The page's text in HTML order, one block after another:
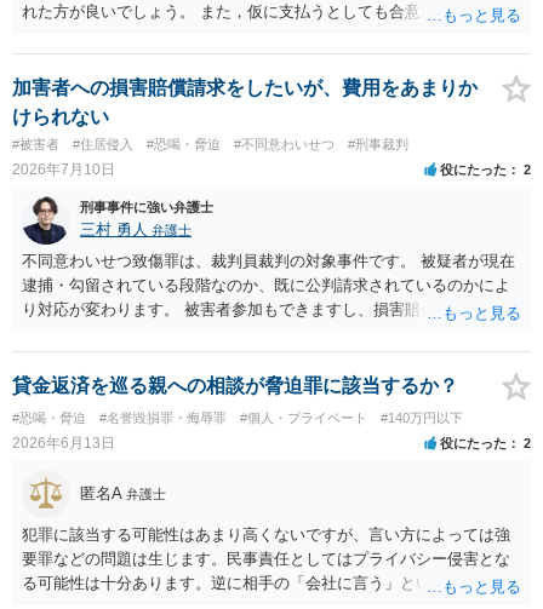
れた方が良いでしょう。 また，仮に支払うとしても合意書を交わし，
面を作成したうえで支払いをする必要があるでしょう。 一度弁護士に
相談をされた方が良いかと思われます。
加害者への損害賠償請求をしたいが、費用をあまりか
けられない
#被害者 #住居侵入 #恐喝・脅迫 #不同意わいせつ #刑事裁判
2026年7月10日 役にたった 2
刑事事件に強い弁護士
三村 勇人 弁護士
不同意わいせつ致傷罪は、裁判員裁判の対象事件です。 被疑者が現在
逮捕・勾留されている段階なのか、既に公判請求されているのかによ
り対応が変わります。 被害者参加もできますし、損害賠償命令制度も
第三者を保証人とする内容で債務名義を取得できるの、まずは刑事和
解を検討します。 弁護士に依頼せず、ご自身で手続きを進めることは
できますが、経験上うまくいった例をみたことがありません。 弁護士
へご相談されることをお勧めはいたします。 ※余談ですが、被害者通
知を依頼すると現在の検察庁での捜査進行や公判期日を知ることがで
きますので、送致後であれば検察庁に電話してみてください。
貸金返済を巡る親への相談が脅迫罪に該当するか？
#恐喝・脅迫 #名誉毀損罪・侮辱罪 #個人・プライベート #140万円以下
2026年6月13日 役にたった 2
匿名A 弁護士
犯罪に該当する可能性はあまり高くないですが、言い方によっては強
要罪などの問題は生じます。民事責任としてはプライバシー侵害とな
る可能性は十分あります。逆に相手の「会社に言う」という発言は脅